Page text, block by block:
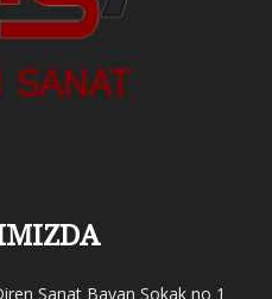
Sanat Bayan Sokak no 1